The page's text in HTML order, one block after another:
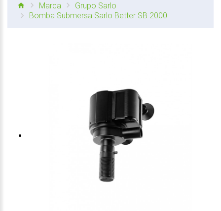
Marca
Grupo Sarlo
Bomba Submersa Sarlo Better SB 2000